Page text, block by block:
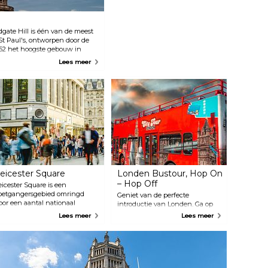
Hill is één van de meest
Paul's, ontworpen door de
het hoogste gebouw in
touchscreen of volg een
het beroemde interieur.
naar de Golden
beloond met een
kunt ook afdalen naar de
historische figuren
Lees meer
Square
Square is een
omringd
een aantal nationaal
bioscopen met
van de stad, evenals
verscheidenheid aan
Het Odeon Leicester
Empire en Leicester
worden vaak gebruikt
Lees meer
Londen Bustour, Hop On
– Hop Off
Geniet van de perfecte
introductie van Londen. Ga op
avontuur met Big Bus Tours.
sightseeingtour door Londen
kun je met gemak de sfeer van
de stad opsnuiven. Ontspan en
geniet van fascinerende feiten
Lees meer